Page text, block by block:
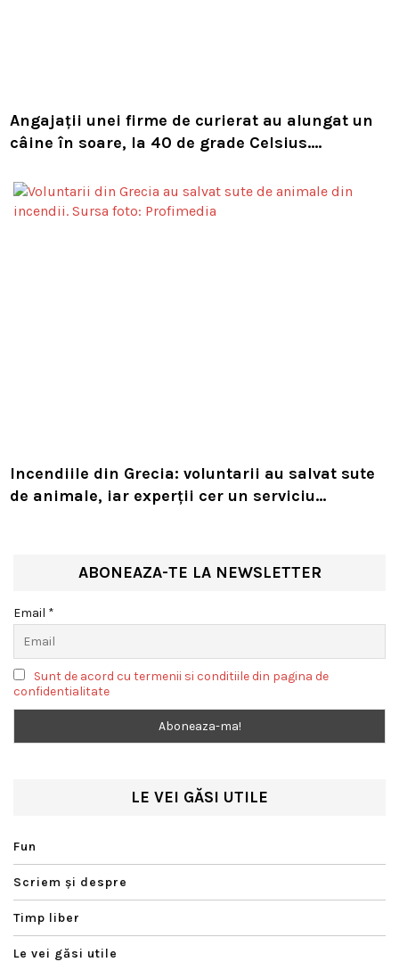
Angajații unei firme de curierat au alungat un
câine în soare, la 40 de grade Celsius.
Incendiile din Grecia: voluntarii au salvat sute
de animale, iar experții cer un serviciu
ABONEAZA-TE LA NEWSLETTER
Email *
Sunt de acord cu termenii si conditiile din pagina de
confidentialitate
LE VEI GĂSI UTILE
Fun
Scriem şi despre
Timp liber
Le vei găsi utile